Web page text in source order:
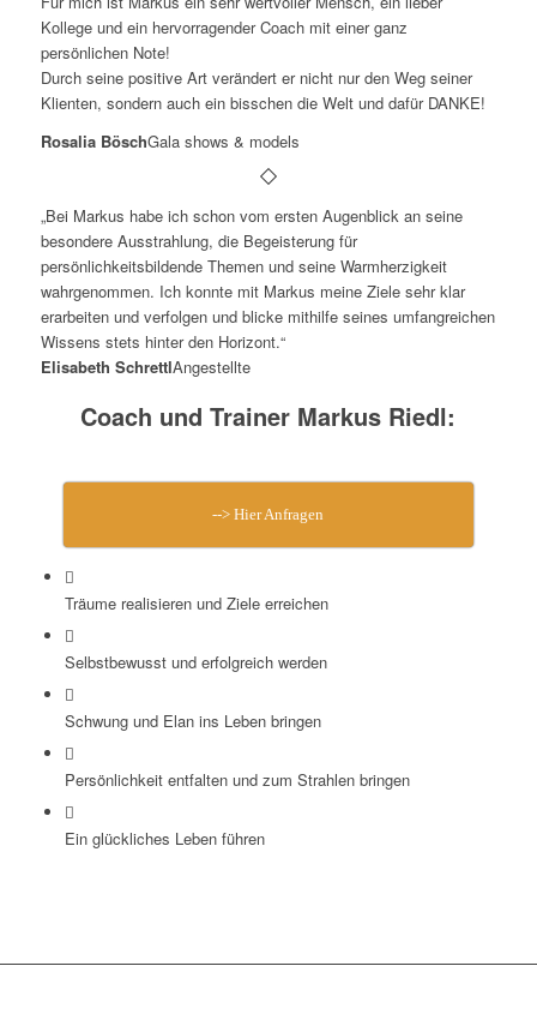
Kollege und ein hervorragender Coach mit einer ganz
persönlichen Note!
Durch seine positive Art verändert er nicht nur den Weg seiner
Klienten, sondern auch ein bisschen die Welt und dafür DANKE!
Rosalia BöschGala shows & models
„Bei Markus habe ich schon vom ersten Augenblick an seine
besondere Ausstrahlung, die Begeisterung für
persönlichkeitsbildende Themen und seine Warmherzigkeit
wahrgenommen. Ich konnte mit Markus meine Ziele sehr klar
erarbeiten und verfolgen und blicke mithilfe seines umfangreichen
Wissens stets hinter den Horizont.“
Elisabeth SchrettlAngestellte
Coach und Trainer Markus Riedl:
--> Hier Anfragen
Träume realisieren und Ziele erreichen
Selbstbewusst und erfolgreich werden
Schwung und Elan ins Leben bringen
Persönlichkeit entfalten und zum Strahlen bringen
Ein glückliches Leben führen